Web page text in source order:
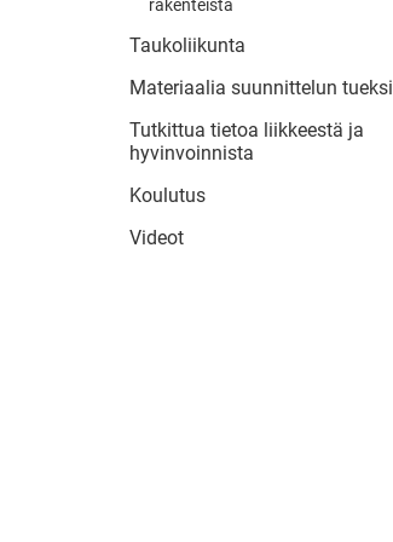
rakenteista
Taukoliikunta
Materiaalia suunnittelun tueksi
Tutkittua tietoa liikkeestä ja
hyvinvoinnista
Koulutus
Videot